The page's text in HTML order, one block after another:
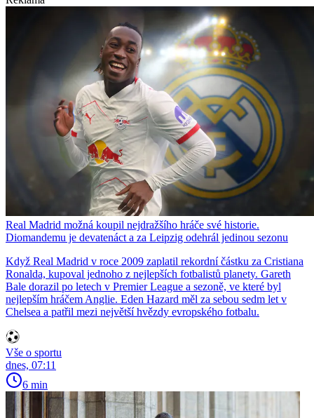
Real Madrid možná koupil nejdražšího hráče své historie.
Diomandemu je devatenáct a za Leipzig odehrál jedinou sezonu
Když Real Madrid v roce 2009 zaplatil rekordní částku za Cristiana
Ronalda, kupoval jednoho z nejlepších fotbalistů planety. Gareth
Bale dorazil po letech v Premier League a sezoně, ve které byl
nejlepším hráčem Anglie. Eden Hazard měl za sebou sedm let v
Chelsea a patřil mezi největší hvězdy evropského fotbalu.
Vše o sportu
dnes, 07:11
6 min